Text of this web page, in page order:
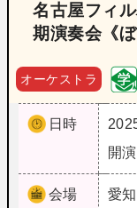
名古屋フィ
期演奏会《ぼ
オーケストラ
日時
開
会場 愛知